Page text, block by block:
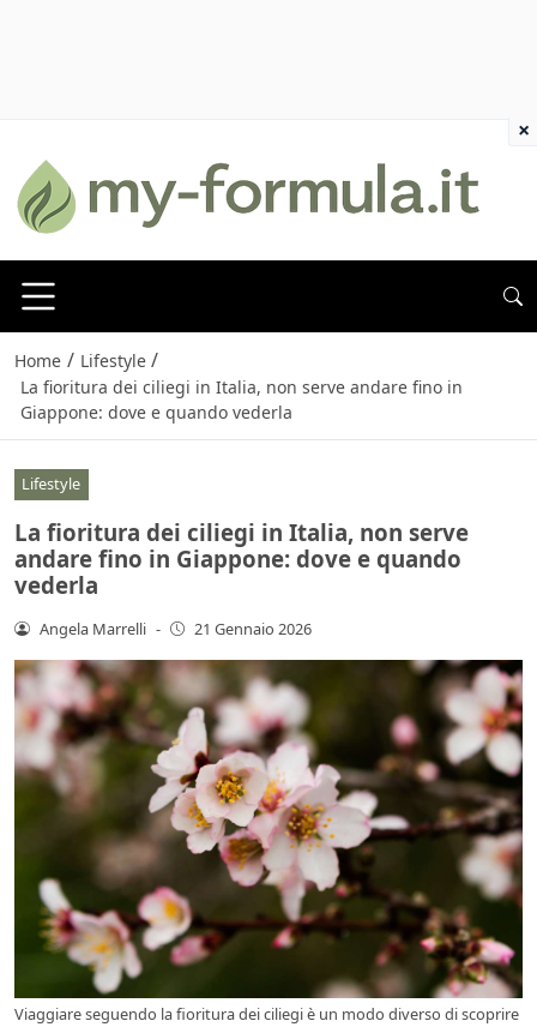
Home / Lifestyle /
La fioritura dei ciliegi in Italia, non serve andare fino in
Giappone: dove e quando vederla
Lifestyle
La fioritura dei ciliegi in Italia, non serve
andare fino in Giappone: dove e quando
vederla
Angela Marrelli - 21 Gennaio 2026
Viaggiare seguendo la fioritura dei ciliegi è un modo diverso di scoprire
×